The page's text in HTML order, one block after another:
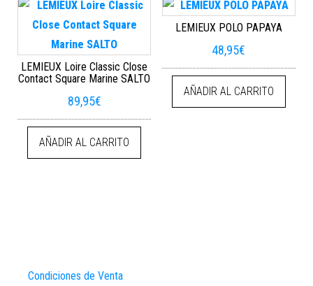
LEMIEUX Loire Classic Close
Contact Square Marine SALTO
89,95€
AÑADIR AL CARRITO
LEMIEUX POLO PAPAYA
48,95€
AÑADIR AL CARRITO
Condiciones de Venta